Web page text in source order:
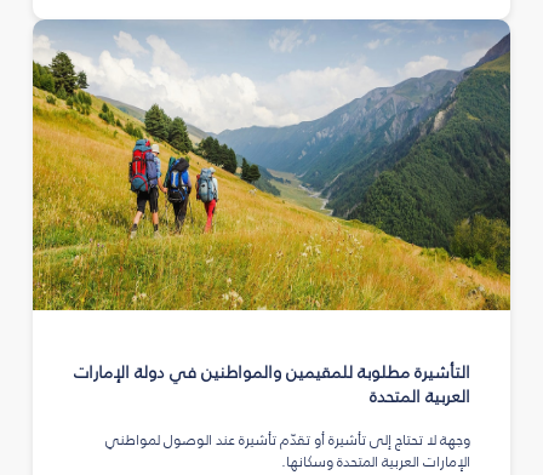
التأشيرة مطلوبة للمقيمين والمواطنين في دولة الإمارات
العربية المتحدة
وجهة لا تحتاج إلى تأشيرة أو تقدّم تأشيرة عند الوصول لمواطني
الإمارات العربية المتحدة وسكانها.